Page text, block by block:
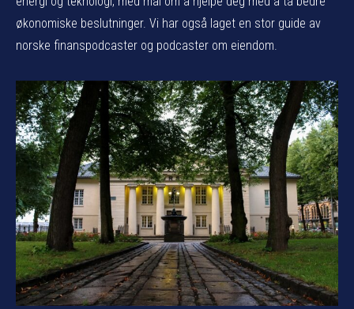
økonomiske beslutninger. Vi har også laget en stor guide av
norske finanspodcaster og podcaster om eiendom.